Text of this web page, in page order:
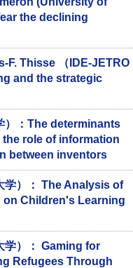
the declining
F. Thisse （IDE-JETRO
and the strategic
）：The determinants
role of information
between inventors
学）： The Analysis of
on Children's Learning
学）： Gaming for
Refugees Through